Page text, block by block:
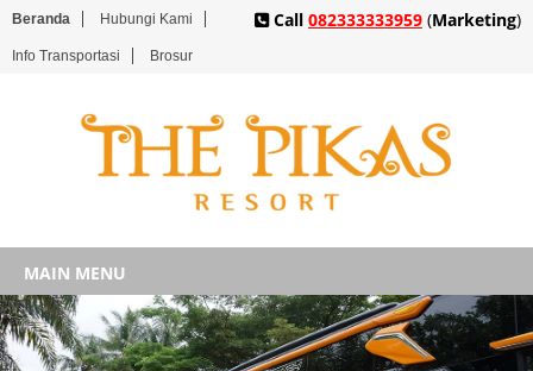
Call 082333333959 (Marketing)
Beranda Hubungi Kami
Info Transportasi Brosur
MAIN MENU